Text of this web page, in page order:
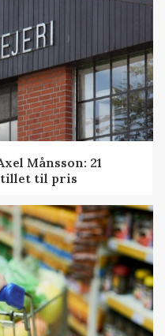
Månsson: 21
til pris